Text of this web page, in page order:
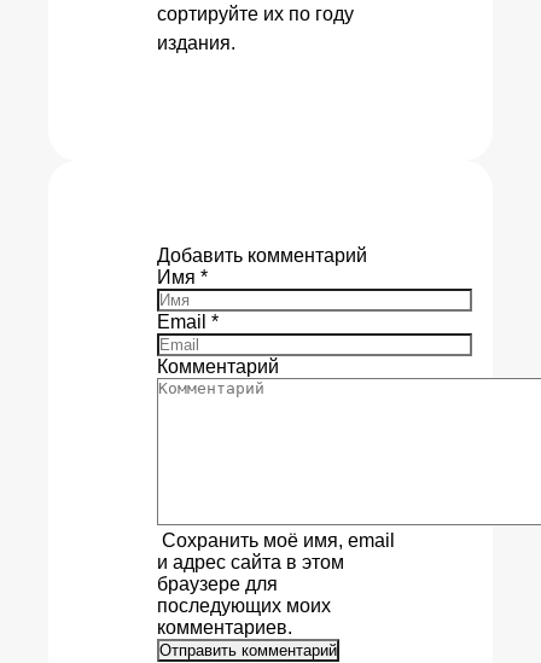
сортируйте их по году
издания.
Добавить комментарий
Имя *
Email *
Комментарий
Сохранить моё имя, email
и адрес сайта в этом
браузере для
последующих моих
комментариев.